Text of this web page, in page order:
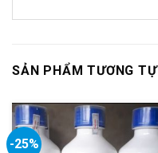
SẢN PHẨM TƯƠNG TỰ
-25%